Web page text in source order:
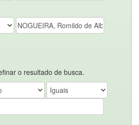
o resultado de busca.